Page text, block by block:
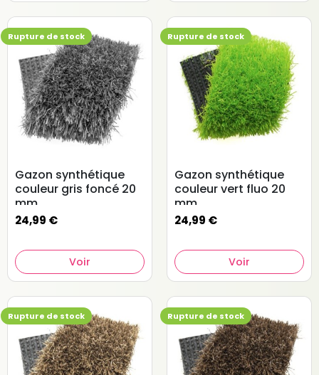
Rupture de stock
Gazon synthétique
couleur gris foncé 20
mm
24,99 €
Voir
Rupture de stock
Gazon synthétique
couleur vert fluo 20
mm
24,99 €
Voir
Rupture de stock Rupture de stock